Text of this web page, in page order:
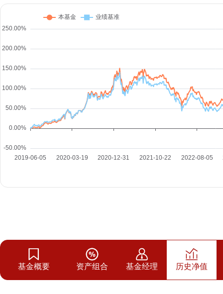
基金概要 资产组合 基金经理 历史净值